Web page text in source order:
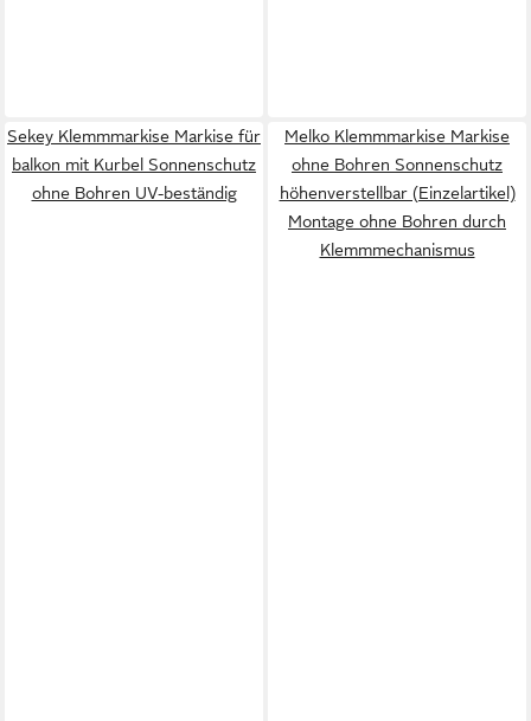
Sekey Klemmmarkise Markise für
balkon mit Kurbel Sonnenschutz
ohne Bohren UV-beständig
Melko Klemmmarkise Markise
ohne Bohren Sonnenschutz
höhenverstellbar (Einzelartikel)
Montage ohne Bohren durch
Klemmmechanismus